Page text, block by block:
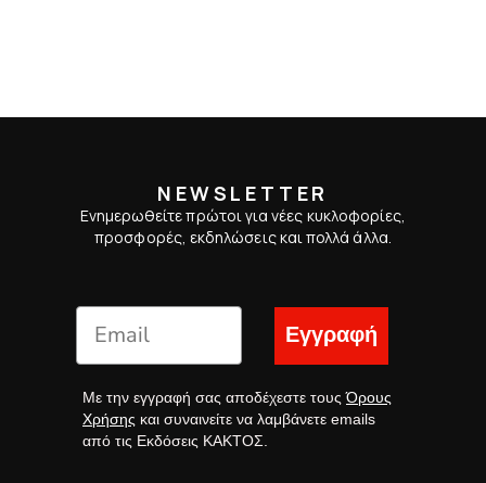
NEWSLETTER
Ενημερωθείτε πρώτοι για νέες κυκλοφορίες,
προσφορές, εκδηλώσεις και πολλά άλλα.
Εγγραφή
Με την εγγραφή σας αποδέχεστε τουςΌρους
Χρήσης και συναινείτε να λαμβάνετε emails
από τις Εκδόσεις ΚΑΚΤΟΣ.